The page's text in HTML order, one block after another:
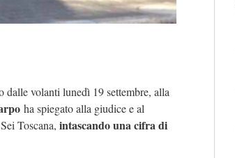
dalle volanti lunedì 19 settembre, alla
ha spiegato alla giudice e al
Toscana, intascando una cifra di